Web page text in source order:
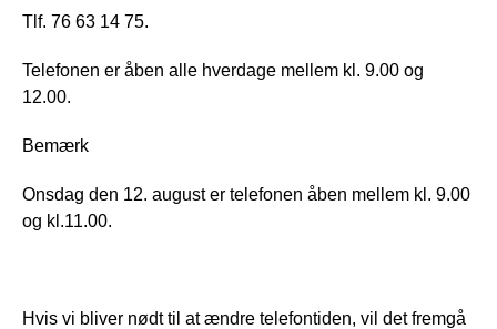
Tlf. 76 63 14 75.
Telefonen er åben alle hverdage mellem kl. 9.00 og
12.00.
Bemærk
Onsdag den 12. august er telefonen åben mellem kl. 9.00
og kl.11.00.
Hvis vi bliver nødt til at ændre telefontiden, vil det fremgå